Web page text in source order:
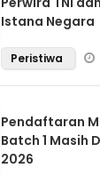
Istana Negara
Peristiwa
Pendaftaran
Batch 1 Masih
2026